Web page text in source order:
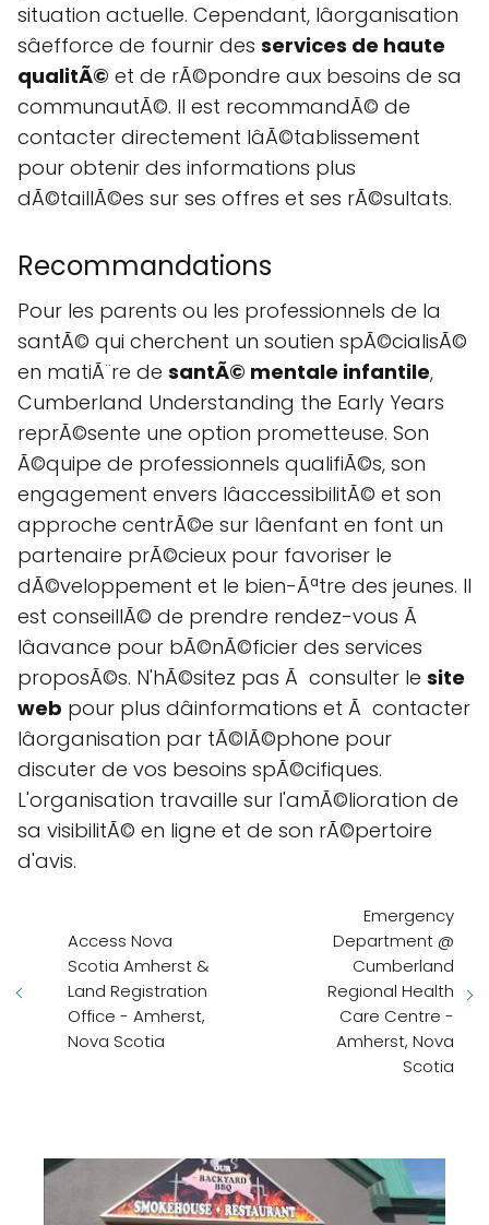
situation actuelle. Cependant, lâorganisation
sâefforce de fournir des services de haute
qualitÃ© et de rÃ©pondre aux besoins de sa
communautÃ©. Il est recommandÃ© de
contacter directement lâÃ©tablissement
pour obtenir des informations plus
dÃ©taillÃ©es sur ses offres et ses rÃ©sultats.
Recommandations
Pour les parents ou les professionnels de la
santÃ© qui cherchent un soutien spÃ©cialisÃ©
en matiÃ¨re de santÃ© mentale infantile,
Cumberland Understanding the Early Years
reprÃ©sente une option prometteuse. Son
Ã©quipe de professionnels qualifiÃ©s, son
engagement envers lâaccessibilitÃ© et son
approche centrÃ©e sur lâenfant en font un
partenaire prÃ©cieux pour favoriser le
dÃ©veloppement et le bien-Ãªtre des jeunes. Il
est conseillÃ© de prendre rendez-vous Ã
lâavance pour bÃ©nÃ©ficier des services
proposÃ©s. N'hÃ©sitez pas Ã consulter le site
web pour plus dâinformations et Ã contacter
lâorganisation par tÃ©lÃ©phone pour
discuter de vos besoins spÃ©cifiques.
L'organisation travaille sur l'amÃ©lioration de
sa visibilitÃ© en ligne et de son rÃ©pertoire
d'avis.
Access Nova
Scotia Amherst &
Land Registration
Office - Amherst,
Nova Scotia
Emergency
Department @
Cumberland
Regional Health
Care Centre -
Amherst, Nova
Scotia